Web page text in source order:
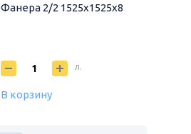
Фанера 2/2 1525х1525х8
л.
В корзину